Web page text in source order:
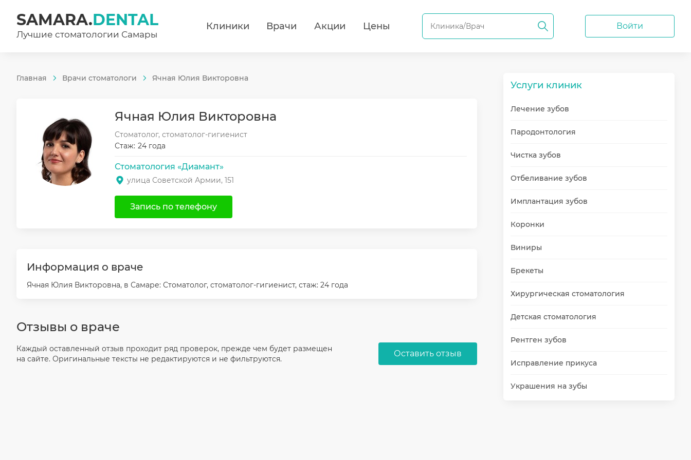
SAMARA.DENTAL
Лучшие стоматологии Самары
Клиники Врачи Акции Цены Войти
Главная Врачи стоматологи Ячная Юлия Викторовна
Ячная Юлия Викторовна
Стоматолог, стоматолог-гигиенист
Стаж: 24 года
Стоматология «Диамант»
улица Советской Армии, 151
Запись по телефону
Информация о враче
Ячная Юлия Викторовна, в Самаре: Стоматолог, стоматолог-гигиенист, стаж: 24 года
Отзывы о враче
Каждый оставленный отзыв проходит ряд проверок, прежде чем будет размещен
на сайте. Оригинальные тексты не редактируются и не фильтруются.
Оставить отзыв
Услуги клиник
Лечение зубов
Пародонтология
Чистка зубов
Отбеливание зубов
Имплантация зубов
Коронки
Виниры
Брекеты
Хирургическая стоматология
Детская стоматология
Рентген зубов
Исправление прикуса
Украшения на зубы